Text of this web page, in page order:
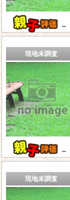
－
現地未調査
－
現地未調査